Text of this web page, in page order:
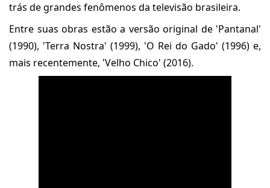
trás de grandes fenômenos da televisão brasileira.
Entre suas obras estão a versão original de 'Pantanal'
(1990), 'Terra Nostra' (1999), 'O Rei do Gado' (1996) e,
mais recentemente, 'Velho Chico' (2016).